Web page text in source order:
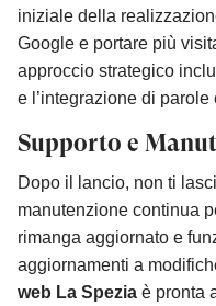
iniziale della
Google e portare più
approccio strategico
e l’integrazione di
Supporto e
Dopo il lancio, non ti
manutenzione continua
rimanga aggiornato e
aggiornamenti a
web La Spezia è pronta